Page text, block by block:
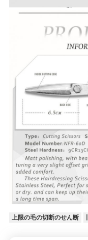
上限の毛の切断のせん断